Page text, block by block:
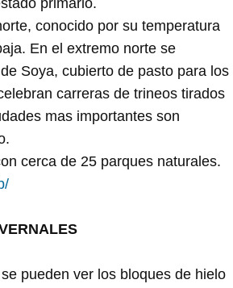
primario.
conocido por su temperatura
En el extremo norte se
Soya, cubierto de pasto para los
carreras de trineos tirados
mas importantes son
cerca de 25 parques naturales.
pueden ver los bloques de hielo